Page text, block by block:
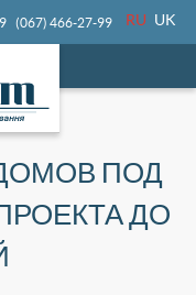
(067) 466-27-99 RU UK
ПОД
ДО